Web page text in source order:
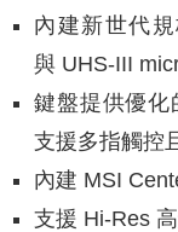
內建新世代
與 UHS-III
鍵盤提供優化
支援多指觸控
內建 MSI
支援 Hi-Res